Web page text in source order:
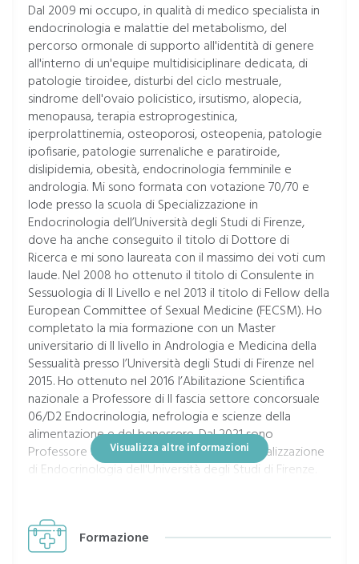
Dal 2009 mi occupo, in qualità di medico specialista in
endocrinologia e malattie del metabolismo, del
percorso ormonale di supporto all'identità di genere
all'interno di un'equipe multidisiciplinare dedicata, di
patologie tiroidee, disturbi del ciclo mestruale,
sindrome dell'ovaio policistico, irsutismo, alopecia,
menopausa, terapia estroprogestinica,
iperprolattinemia, osteoporosi, osteopenia, patologie
ipofisarie, patologie surrenaliche e paratiroide,
dislipidemia, obesità, endocrinologia femminile e
andrologia. Mi sono formata con votazione 70/70 e
lode presso la scuola di Specializzazione in
Endocrinologia dell’Università degli Studi di Firenze,
dove ha anche conseguito il titolo di Dottore di
Ricerca e mi sono laureata con il massimo dei voti cum
laude. Nel 2008 ho ottenuto il titolo di Consulente in
Sessuologia di II Livello e nel 2013 il titolo di Fellow della
European Committee of Sexual Medicine (FECSM). Ho
completato la mia formazione con un Master
universitario di II livello in Andrologia e Medicina della
Sessualità presso l’Università degli Studi di Firenze nel
2015. Ho ottenuto nel 2016 l’Abilitazione Scientifica
nazionale a Professore di II fascia settore concorsuale
06/D2 Endocrinologia, nefrologia e scienze della
alimentazione e del benessere. Dal 2021 sono
Professore a contratto della Scuola di specializzazione
di Endocrinologia dell'Università degli Studi di Firenze.
2009 svolgo, in qualità di specialista in endocrinologia,
attività clinica e di ricerca focalizzata sulle
endocrinopatie, incongruenza di genere in età adulta
Visualizza altre informazioni
Formazione